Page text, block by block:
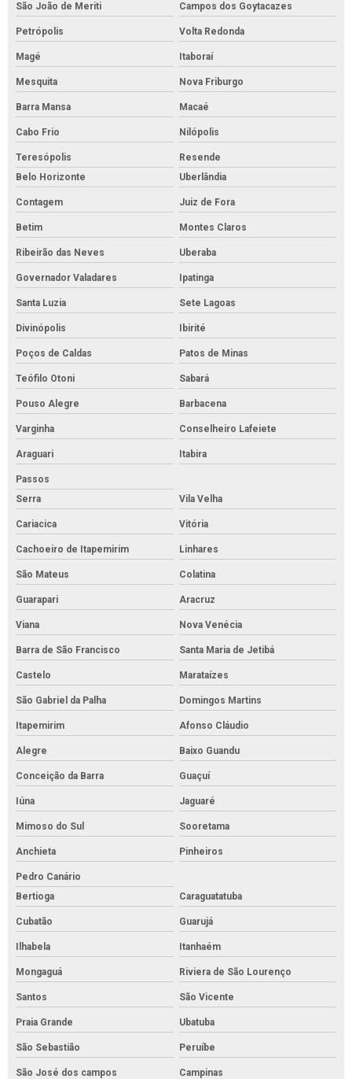
São João de Meriti Campos dos Goytacazes
Petrópolis Volta Redonda
Magé Itaboraí
Mesquita Nova Friburgo
Barra Mansa Macaé
Cabo Frio Nilópolis
Teresópolis
Resende
Belo Horizonte
Uberlândia
Contagem Juiz de Fora
Betim Montes Claros
Ribeirão das Neves Uberaba
Governador Valadares Ipatinga
Santa Luzia Sete Lagoas
Divinópolis Ibirité
Poços de Caldas Patos de Minas
Teófilo Otoni Sabará
Pouso Alegre Barbacena
Varginha Conselheiro Lafeiete
Araguari Itabira
Passos
Serra
Vila Velha
Cariacica Vitória
Cachoeiro de Itapemirim Linhares
São Mateus Colatina
Guarapari Aracruz
Viana Nova Venécia
Barra de São Francisco Santa Maria de Jetibá
Castelo Marataízes
São Gabriel da Palha Domingos Martins
Itapemirim Afonso Cláudio
Alegre Baixo Guandu
Conceição da Barra Guaçuí
Iúna Jaguaré
Mimoso do Sul Sooretama
Anchieta Pinheiros
Pedro Canário
Bertioga
Caraguatatuba
Cubatão Guarujá
Ilhabela Itanhaém
Mongaguá Riviera de São Lourenço
Santos São Vicente
Praia Grande Ubatuba
São Sebastião Peruíbe
São José dos campos Campinas